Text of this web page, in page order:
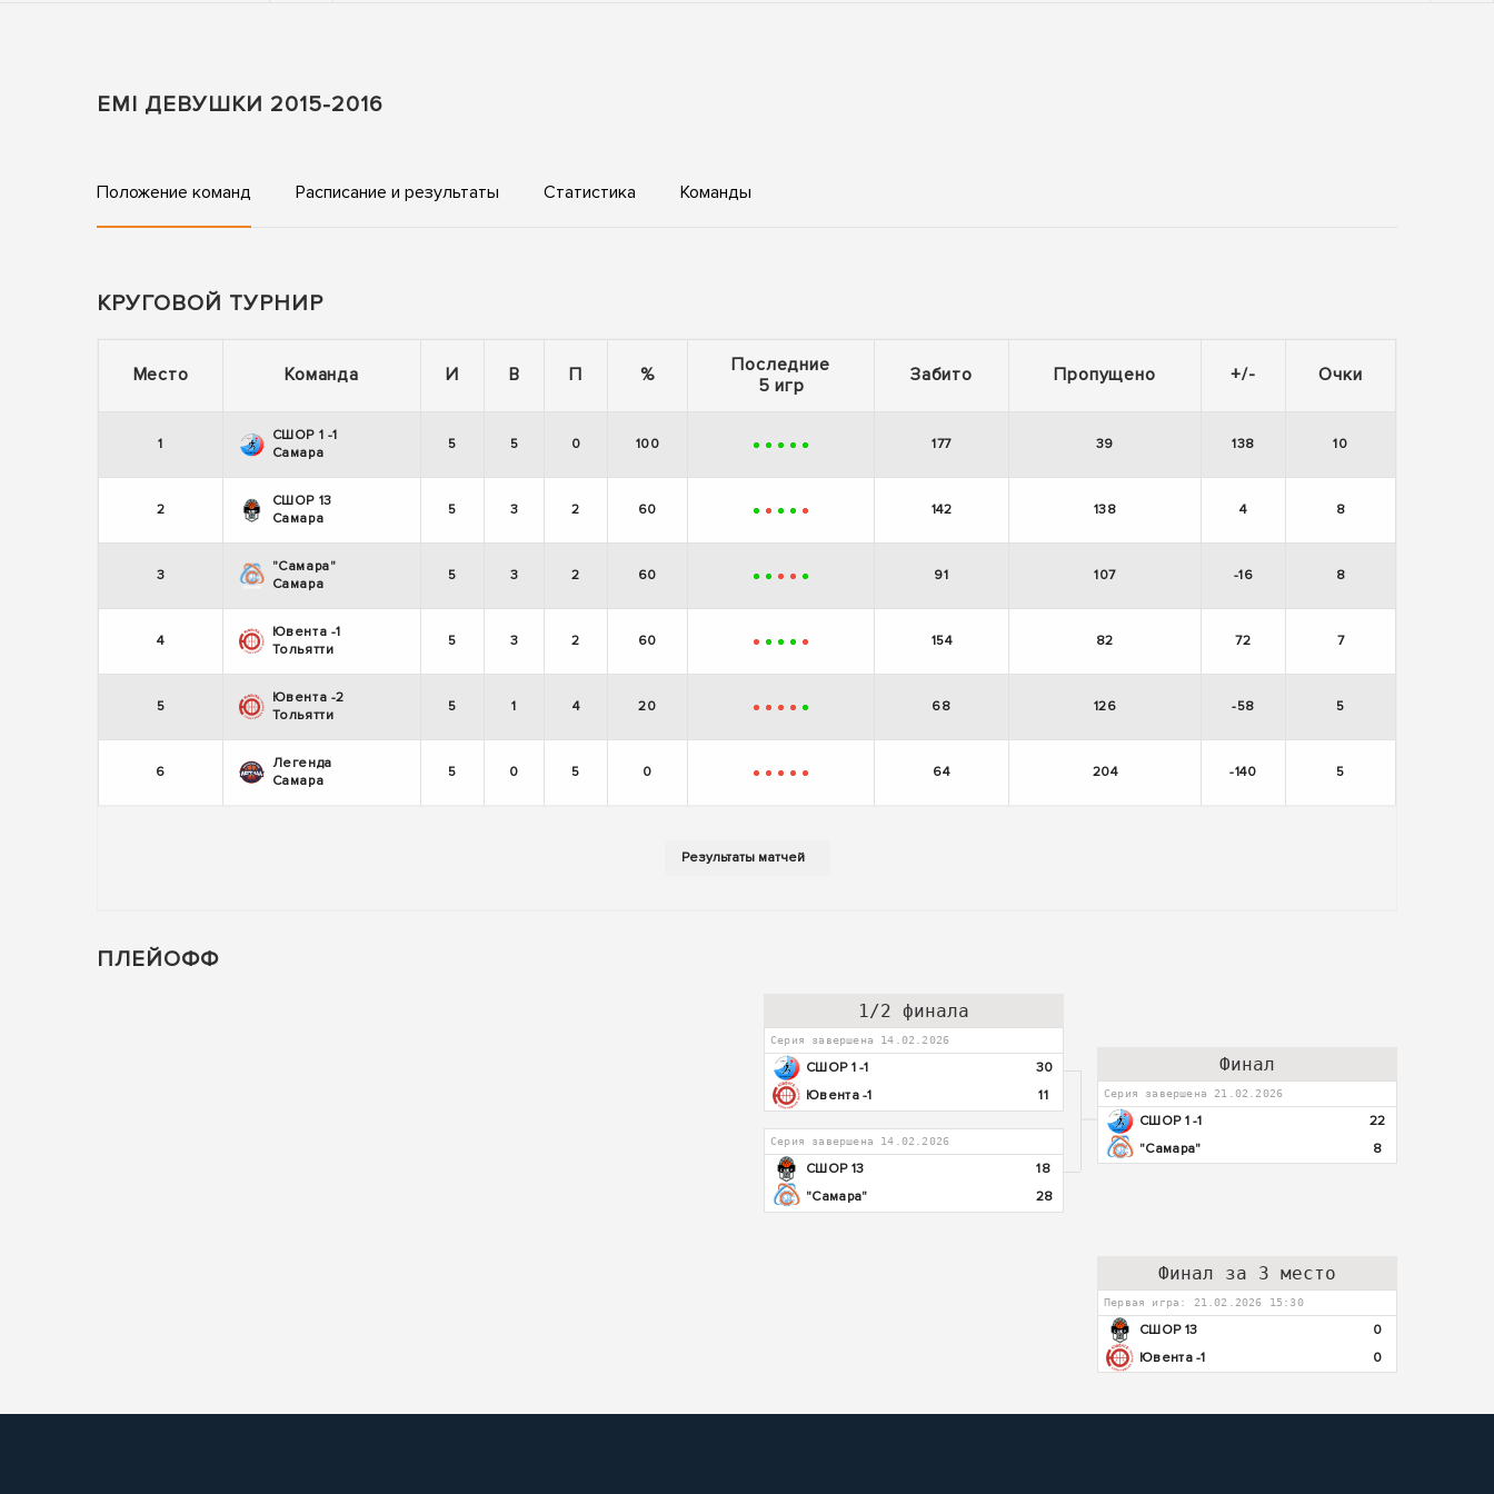
EMI ДЕВУШКИ 2015-2016
Положение команд Расписание и результаты Статистика Команды
КРУГОВОЙ ТУРНИР
Место Команда И В П %
Последние
5 игр
Забито Пропущено +/- Очки
1
СШОР 1 -1
Самара
5 5 0 100 + + + + + 177 39 138 10
2
СШОР 13
Самара
5 3 2 60 + - + + - 142 138 4 8
3
"Самара"
Самара
5 3 2 60 + + - - + 91 107 -16 8
4
Ювента -1
Тольятти
5 3 2 60 - + + + - 154 82 72 7
5
Ювента -2
Тольятти
5 1 4 20 - - - - + 68 126 -58 5
6
Легенда
Самара
5 0 5 0 - - - - - 64 204 -140 5
ПЛЕЙОФФ
1/2 финала
Серия завершена 14.02.2026
СШОР 1 -1
30
Ювента -1
11
Серия завершена 14.02.2026
СШОР 13
18
"Самара"
28
Финал
Серия завершена 21.02.2026
СШОР 1 -1
22
"Самара"
8
Финал за 3 место
Первая игра: 21.02.2026 15:30
СШОР 13
0
Ювента -1
0